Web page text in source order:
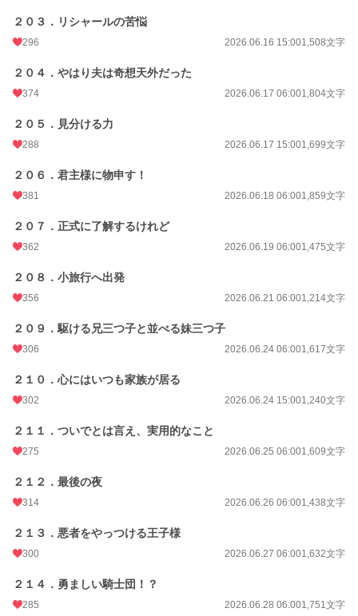
２０３．リシャールの苦悩
296 2026.06.16 15:001,508文字
２０４．やはり夫は奇想天外だった
374 2026.06.17 06:001,804文字
２０５．見分ける力
288 2026.06.17 15:001,699文字
２０６．君主様に物申す！
381 2026.06.18 06:001,859文字
２０７．正式に了解するけれど
362 2026.06.19 06:001,475文字
２０８．小旅行へ出発
356 2026.06.21 06:001,214文字
２０９．駆ける兄三つ子と並べる妹三つ子
306 2026.06.24 06:001,617文字
２１０．心にはいつも家族が居る
302 2026.06.24 15:001,240文字
２１１．ついでとは言え、実用的なこと
275 2026.06.25 06:001,609文字
２１２．最後の夜
314 2026.06.26 06:001,438文字
２１３．悪者をやっつける王子様
300 2026.06.27 06:001,632文字
２１４．勇ましい騎士団！？
285 2026.06.28 06:001,751文字